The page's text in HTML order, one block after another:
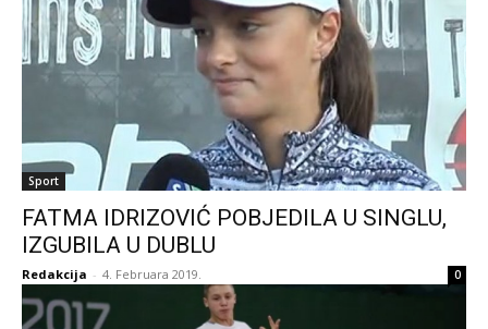
Sport
FATMA IDRIZOVIĆ POBJEDILA U SINGLU,
IZGUBILA U DUBLU
Redakcija - 4. Februara 2019. 0